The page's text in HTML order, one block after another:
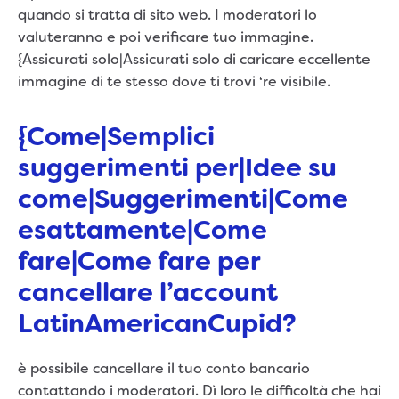
quando si tratta di sito web. I moderatori lo
valuteranno e poi verificare tuo immagine.
{Assicurati solo|Assicurati solo di caricare eccellente
immagine di te stesso dove ti trovi ‘re visibile.
{Come|Semplici
suggerimenti per|Idee su
come|Suggerimenti|Come
esattamente|Come
fare|Come fare per
cancellare l’account
LatinAmericanCupid?
è possibile cancellare il tuo conto bancario
contattando i moderatori. Dì loro le difficoltà che hai